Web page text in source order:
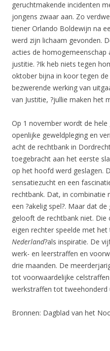
geruchtmakende incidenten
jongens zwaar aan. Zo
tiener Orlando Boldewijn na
werd zijn lichaam gevonden.
acties de homogemeenschap
justitie. ?Ik heb niets tegen
oktober bijna in koor tegen
bezwerende werking van
van Justitie, ?jullie maken het
Op 1 november wordt de
openlijke geweldpleging en
acht de rechtbank in
toegebracht aan het eerste
op het hoofd werd geslagen.
sensatiezucht en een
rechtbank. Dat, in combinatie
een ?akelig spel?. Maar dat
gelooft de rechtbank niet.
eigen rechter speelde met
Nederland?als inspiratie. De
werk- en leerstraffen en
drie maanden. De
tot voorwaardelijke
werkstraffen tot tweehonderd
Bronnen: Dagblad van het